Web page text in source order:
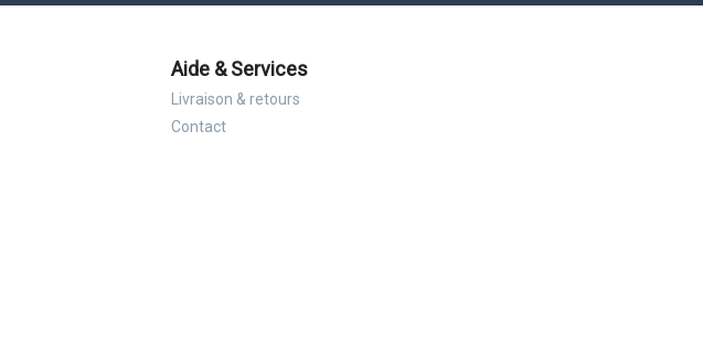
Aide & Services
Livraison & retours
Contact